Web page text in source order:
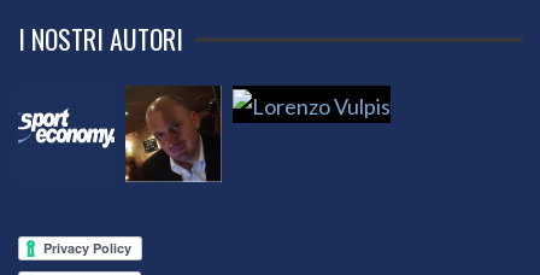
I NOSTRI AUTORI